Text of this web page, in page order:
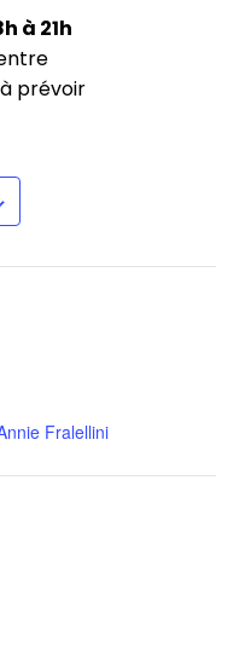
à 21h
prévoir
Fralellini